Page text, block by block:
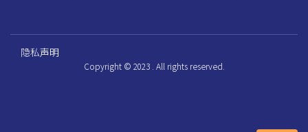
隐私声明
Copyright © 2023 . All rights reserved.